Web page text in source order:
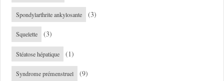
Spondylarthrite ankylosante (3)
Squelette (3)
Stéatose hépatique (1)
Syndrome prémenstruel (9)